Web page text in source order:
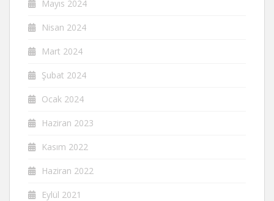
Mayıs 2024
Nisan 2024
Mart 2024
Şubat 2024
Ocak 2024
Haziran 2023
Kasım 2022
Haziran 2022
Eylül 2021